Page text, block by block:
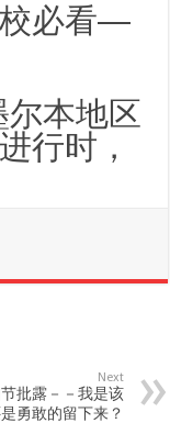
校必看—
本地区
行时，
Next
批露－－我是该
勇敢的留下来？